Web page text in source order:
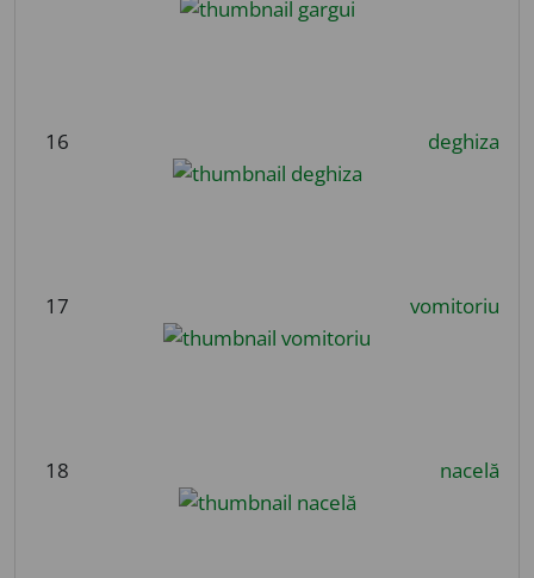
16 deghiza
17 vomitoriu
18 nacelă